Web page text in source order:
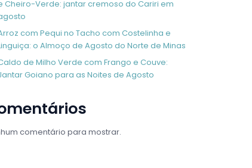
Cheiro-Verde: jantar cremoso do Cariri em
com Pequi no Tacho com Costelinha e
o Almoço de Agosto do Norte de Minas
de Milho Verde com Frango e Couve:
Goiano para as Noites de Agosto
comentário para mostrar.